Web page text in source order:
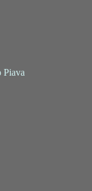
Piava